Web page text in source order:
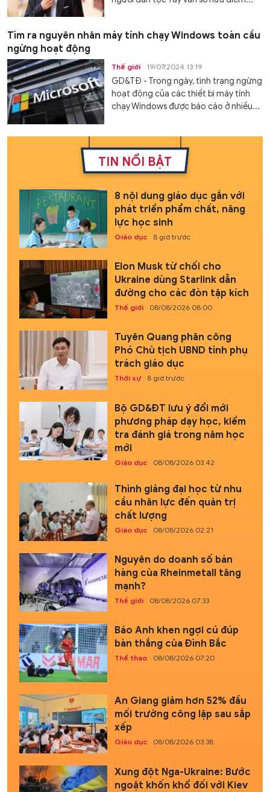
Tìm ra nguyên nhân máy tính chạy Windows toàn cầu
ngừng hoạt động
Thế giới 19/07/2024 13:19
GD&TĐ - Trong ngày, tình trạng ngừng
hoạt động của các thiết bị máy tính
chạy Windows được báo cáo ở nhiều...
TIN NỔI BẬT
8 nội dung giáo dục gắn với
phát triển phẩm chất, năng
lực học sinh
Giáo dục 8 giờ trước
Elon Musk từ chối cho
Ukraine dùng Starlink dẫn
đường cho các đòn tập kích
Thế giới 08/08/2026 08:00
Tuyên Quang phân công
Phó Chủ tịch UBND tỉnh phụ
trách giáo dục
Thời sự 8 giờ trước
Bộ GD&ĐT lưu ý đổi mới
phương pháp dạy học, kiểm
tra đánh giá trong năm học
mới
Giáo dục 08/08/2026 03:42
Thỉnh giảng đại học từ nhu
cầu nhân lực đến quản trị
chất lượng
Giáo dục 08/08/2026 02:21
Nguyên do doanh số bán
hàng của Rheinmetall tăng
mạnh?
Thế giới 08/08/2026 07:33
Báo Anh khen ngợi cú đúp
bàn thắng của Đình Bắc
Thể thao 08/08/2026 07:20
An Giang giảm hơn 52% đầu
mối trường công lập sau sắp
xếp
Giáo dục 08/08/2026 03:38
Xung đột Nga-Ukraine: Bước
ngoặt khốn khổ đối với Kiev